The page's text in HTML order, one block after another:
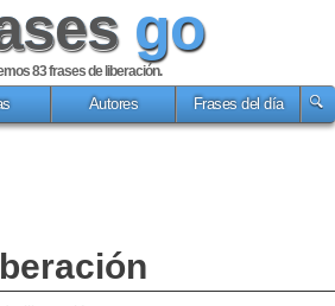
go
83frases de liberación.
Autores Frases del día